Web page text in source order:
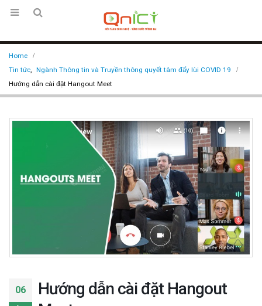
Home
Tin tức
Ngành Thông tin và Truyền thông quyết tâm đẩy lùi COVID 19
Hướng dẫn cài đặt Hangout Meet
06
Hướng dẫn cài đặt Hangout